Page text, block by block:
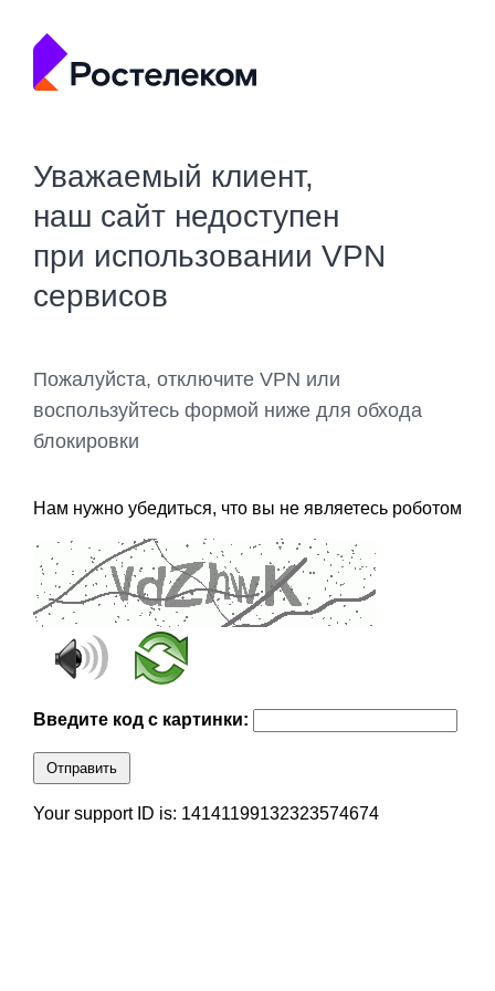
Уважаемый клиент,
наш сайт недоступен
при использовании VPN
сервисов
Пожалуйста, отключите VPN или
воспользуйтесь формой ниже для обхода
блокировки
Нам нужно убедиться, что вы не являетесь роботом
Введите код с картинки:
Отправить
Your support ID is: 14141199132323574674